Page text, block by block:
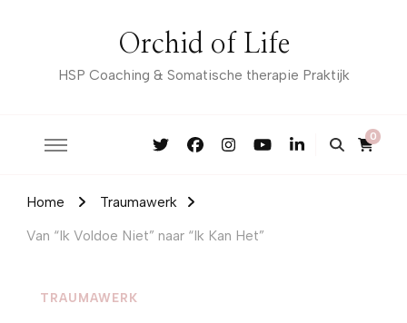
Orchid of Life
HSP Coaching & Somatische therapie Praktijk
0
Home
Traumawerk
Van “Ik Voldoe Niet” naar “Ik Kan Het”
TRAUMAWERK